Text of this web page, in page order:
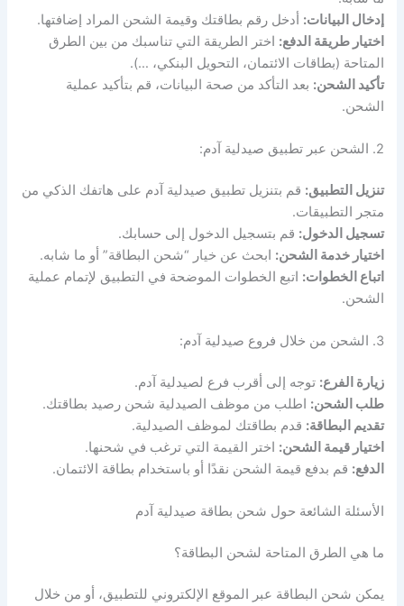
إدخال البيانات: أدخل رقم بطاقتك وقيمة الشحن المراد إضافتها.
اختيار طريقة الدفع: اختر الطريقة التي تناسبك من بين الطرق
المتاحة (بطاقات الائتمان، التحويل البنكي، …).
تأكيد الشحن: بعد التأكد من صحة البيانات، قم بتأكيد عملية
الشحن.
2. الشحن عبر تطبيق صيدلية آدم:
تنزيل التطبيق: قم بتنزيل تطبيق صيدلية آدم على هاتفك الذكي من
متجر التطبيقات.
تسجيل الدخول: قم بتسجيل الدخول إلى حسابك.
اختيار خدمة الشحن: ابحث عن خيار “شحن البطاقة” أو ما شابه.
اتباع الخطوات: اتبع الخطوات الموضحة في التطبيق لإتمام عملية
الشحن.
3. الشحن من خلال فروع صيدلية آدم:
زيارة الفرع: توجه إلى أقرب فرع لصيدلية آدم.
طلب الشحن: اطلب من موظف الصيدلية شحن رصيد بطاقتك.
تقديم البطاقة: قدم بطاقتك لموظف الصيدلية.
اختيار قيمة الشحن: اختر القيمة التي ترغب في شحنها.
الدفع: قم بدفع قيمة الشحن نقدًا أو باستخدام بطاقة الائتمان.
الأسئلة الشائعة حول شحن بطاقة صيدلية آدم
ما هي الطرق المتاحة لشحن البطاقة؟
يمكن شحن البطاقة عبر الموقع الإلكتروني للتطبيق، أو من خلال